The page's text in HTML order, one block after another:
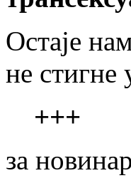
Остаје
не
+++
за